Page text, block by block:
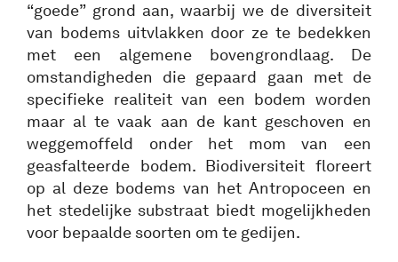
“goede” grond aan, waarbij we de diversiteit
van bodems uitvlakken door ze te bedekken
met een algemene bovengrondlaag. De
omstandigheden die gepaard gaan met de
specifieke realiteit van een bodem worden
maar al te vaak aan de kant geschoven en
weggemoffeld onder het mom van een
geasfalteerde bodem. Biodiversiteit floreert
op al deze bodems van het Antropoceen en
het stedelijke substraat biedt mogelijkheden
voor bepaalde soorten om te gedijen.